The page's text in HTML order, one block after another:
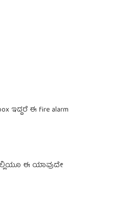
ಇದ್ದರೆ ಈ fire alarm
ಈ ಯಾವುದೇ